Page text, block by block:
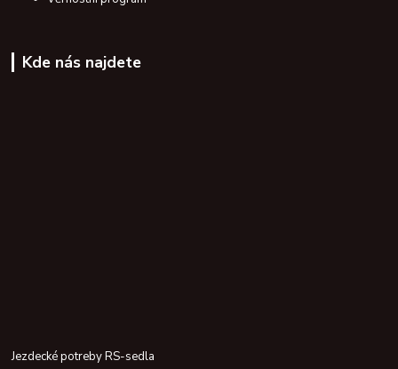
Kde nás najdete
Jezdecké potreby RS-sedla